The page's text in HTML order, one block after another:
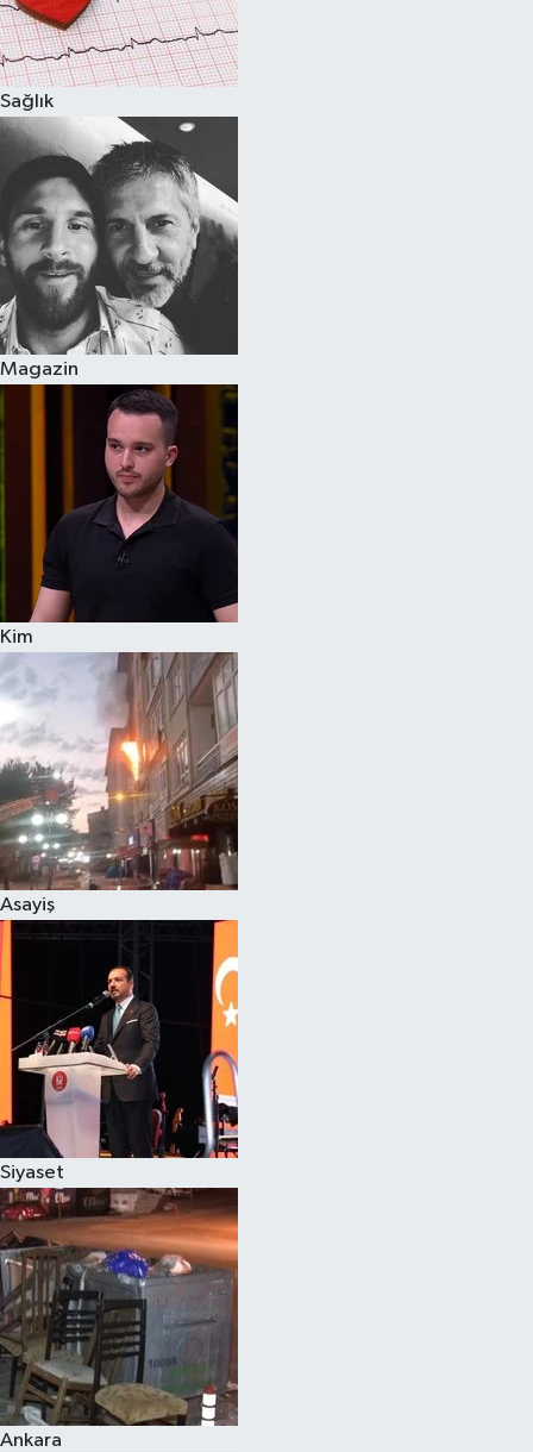
Sağlık
Magazin
Kim
Asayiş
Siyaset
Ankara
Spor
Çocuk
Eğitim
Hava Durumu
Kadın
Kim kimdir?
Kültür Sanat
Sağlık
Siyaset
Teknoloji
Televizyon
Yaşam-Çevre